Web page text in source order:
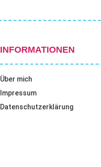
INFORMATIONEN
Über mich
Impressum
Datenschutzerklärung